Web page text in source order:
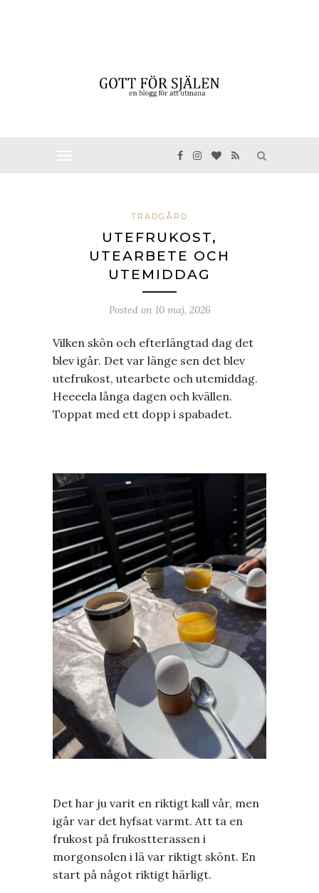
TRÄDGÅRD
UTEFRUKOST,
UTEARBETE OCH
UTEMIDDAG
Posted on 10 maj, 2026
Vilken skön och efterlängtad dag det
blev igår. Det var länge sen det blev
utefrukost, utearbete och utemiddag.
Heeeela långa dagen och kvällen.
Toppat med ett dopp i spabadet.
Det har ju varit en riktigt kall vår, men
igår var det hyfsat varmt. Att ta en
frukost på frukostterassen i
morgonsolen i lä var riktigt skönt. En
start på något riktigt härligt.